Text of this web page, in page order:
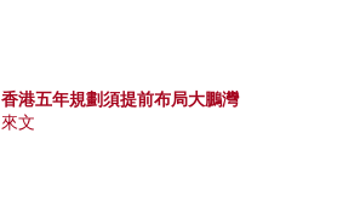
香港五年規劃須提前布局大鵬灣
來文